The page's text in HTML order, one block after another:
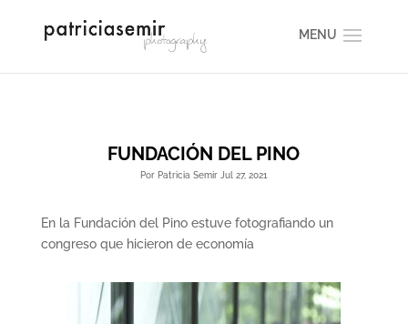
FUNDACIÓN DEL PINO
Por Patricia Semir Jul 27, 2021
En la Fundación del Pino estuve fotografiando un
congreso que hicieron de economía